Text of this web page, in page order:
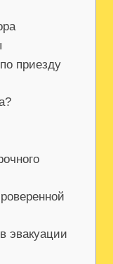
приезду
эвакуации